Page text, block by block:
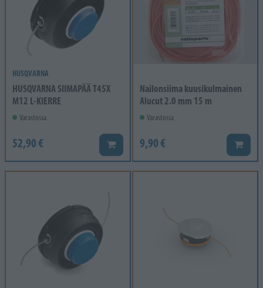
HUSQVARNA
HUSQVARNA SIIMAPÄÄ T45X
M12 L-KIERRE
Varastossa
52,90 € Lisää koriin
Nailonsiima kuusikulmainen
Alucut 2.0 mm 15 m
Varastossa
9,90 € Lisää